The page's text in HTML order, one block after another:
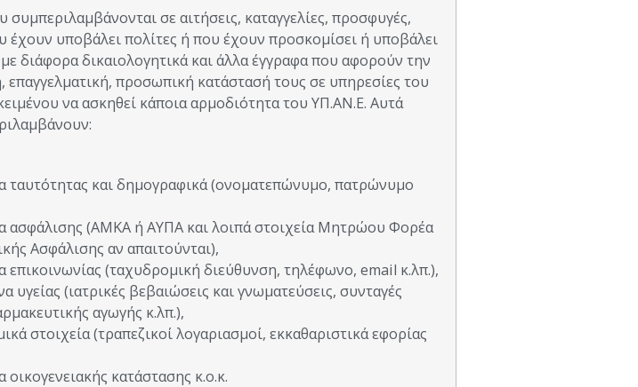
συμπεριλαμβάνονται σε αιτήσεις, καταγγελίες, προσφυγές,
έχουν υποβάλει πολίτες ή που έχουν προσκομίσει ή υποβάλει
διάφορα δικαιολογητικά και άλλα έγγραφα που αφορούν την
επαγγελματική, προσωπική κατάστασή τους σε υπηρεσίες του
να ασκηθεί κάποια αρμοδιότητα του ΥΠ.ΑΝ.Ε. Αυτά
ταυτότητας και δημογραφικά (ονοματεπώνυμο, πατρώνυμο
ασφάλισης (ΑΜΚΑ ή ΑΥΠΑ και λοιπά στοιχεία Μητρώου Φορέα
Ασφάλισης αν απαιτούνται),
επικοινωνίας (ταχυδρομική διεύθυνση, τηλέφωνο, email κ.λπ.),
υγείας (ιατρικές βεβαιώσεις και γνωματεύσεις, συνταγές
αγωγής κ.λπ.),
στοιχεία (τραπεζικοί λογαριασμοί, εκκαθαριστικά εφορίας
οικογενειακής κατάστασης κ.ο.κ.